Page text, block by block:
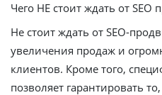
Чего НЕ стоит ждать от SEO
Не стоит ждать от SEO-
увеличения продаж и
клиентов. Кроме того,
позволяет гарантировать